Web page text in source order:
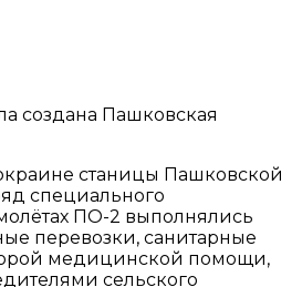
создана Пашковская
станицы Пашковской
специального
ПО-2 выполнялись
перевозки, санитарные
медицинской помощи,
сельского